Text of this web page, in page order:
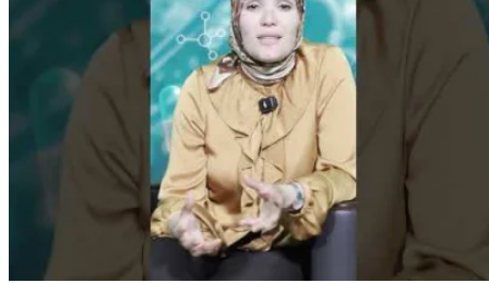
Le gouvernement modifie les
règles de dédouanement de ces
véhicules